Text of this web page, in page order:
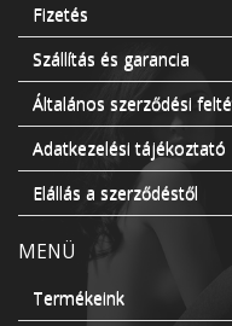
Fizetés
Szállítás és garancia
Általános szerződési
Adatkezelési tájékoztató
Elállás a szerződéstől
MENÜ
Termékeink